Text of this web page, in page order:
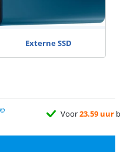
Externe SSD
Voor23.59 uur